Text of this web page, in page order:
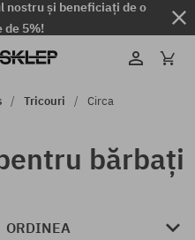
și beneficiați de o
de 5%!
Tricouri Circa
bărbați
ORDINEA